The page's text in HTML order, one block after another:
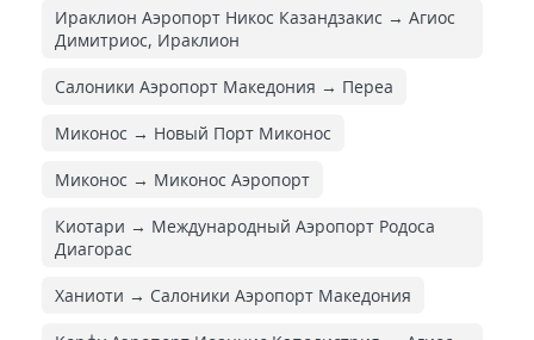
Ираклион Аэропорт Никос Казандзакис → Агиос
Димитриос, Ираклион
Салоники Аэропорт Македония → Переа
Миконос → Новый Порт Миконос
Миконос → Миконос Аэропорт
Киотари → Международный Аэропорт Родоса
Диагорас
Ханиоти → Салоники Аэропорт Македония